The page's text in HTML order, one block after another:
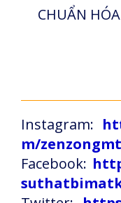
CHUẨN
Instagram:
m/zenzongmt
Facebook: